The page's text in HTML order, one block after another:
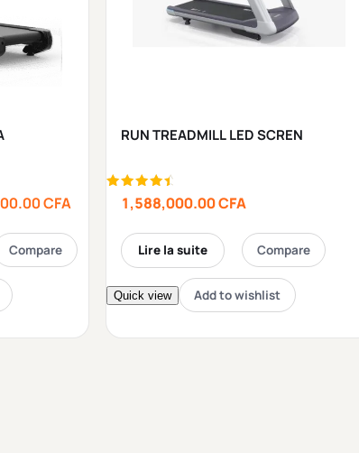
CFA
Compare
RUN TREADMILL LED SCREN
Note
4.751,588,000.00CFA
Lire la suite Compare
Quick view Add to wishlist